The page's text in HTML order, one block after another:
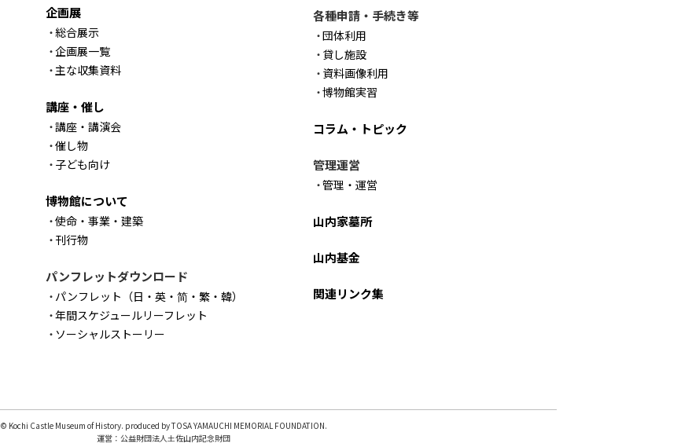
企画展
総合展示
企画展一覧
主な収集資料
講座・催し
講座・講演会
催し物
子ども向け
博物館について
使命・事業・建築
刊行物
パンフレットダウンロード
パンフレット（日・英・简・繁・韓）
年間スケジュールリーフレット
ソーシャルストーリー
各種申請・手続き等
団体利用
貸し施設
資料画像利用
博物館実習
コラム・トピック
管理運営
管理・運営
山内家墓所
山内基金
関連リンク集
© Kochi Castle Museum of History. produced by TOSA YAMAUCHI MEMORIAL FOUNDATION.
運営：公益財団法人土佐山内記念財団